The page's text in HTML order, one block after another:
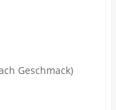
Geschmack)